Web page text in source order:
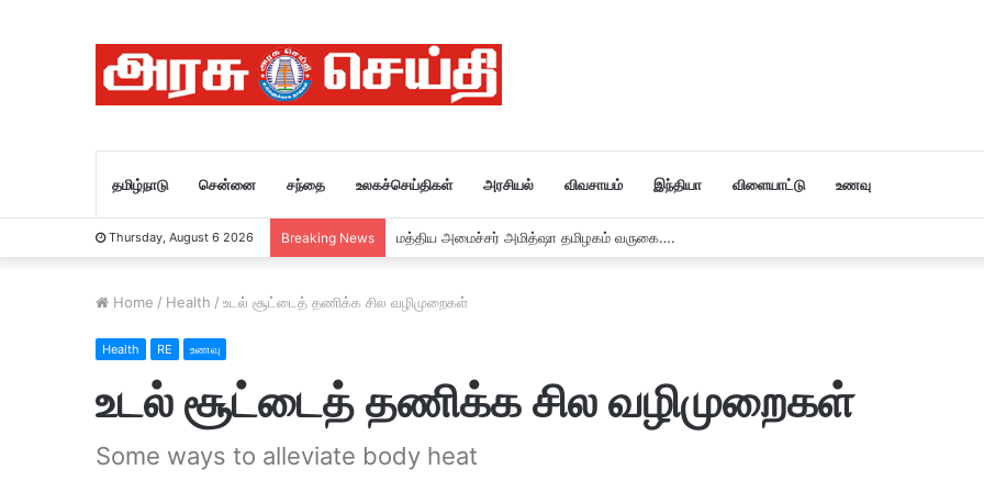
தமிழ்நாடு சென்னை சந்தை உலகச்செய்திகள் அரசியல் விவசாயம் இந்தியா விளையாட்டு உணவு
Thursday, August 6 2026 Breaking News தேவசெய்தி 6 / 8 / 26
Home / Health / உடல் சூட்டைத் தணிக்க சில வழிமுறைகள்
Health RE உணவு
உடல் சூட்டைத் தணிக்க சில வழிமுறைகள்
Some ways to alleviate body heat